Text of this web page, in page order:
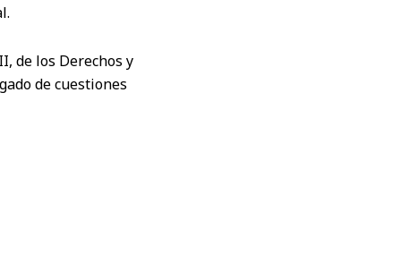
de los Derechos y
de cuestiones